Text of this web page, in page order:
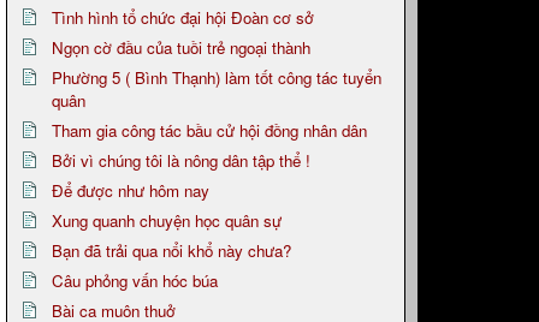
Tình hình tổ chức đại hội Đoàn cơ sở
Ngọn cờ đầu của tuồi trẻ ngoại thành
Phường 5 ( Bình Thạnh) làm tốt công tác tuyển
quân
Tham gia công tác bầu cử hội đồng nhân dân
Bởi vì chúng tôi là nông dân tập thể !
Để được như hôm nay
Xung quanh chuyện học quân sự
Bạn đã trải qua nổi khổ này chưa?
Câu phỏng vấn hóc búa
Bài ca muôn thuở